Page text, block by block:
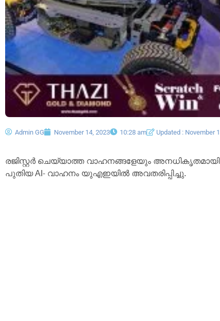
Admin GG November 14, 2023 10:28 am Updated : November
രജിസ്റ്റർ ചെയ്യാത്ത വാഹനങ്ങളേയും
പുതിയ AI- വാഹനം യുഎഇയിൽ അവതരിപ്പിച്ചു.